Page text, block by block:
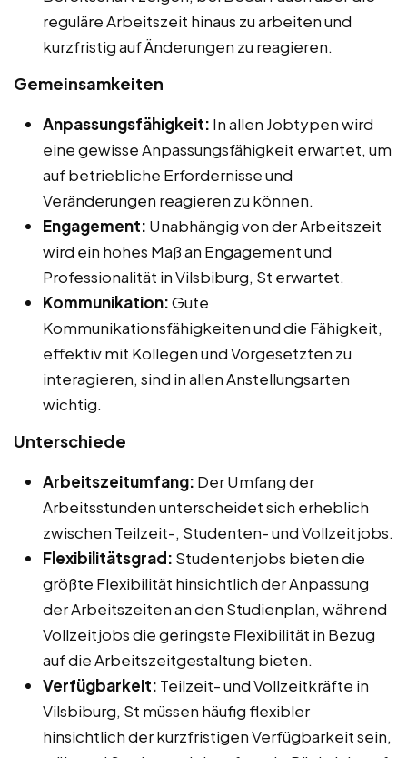
reguläre Arbeitszeit hinaus zu arbeiten und
kurzfristig auf Änderungen zu reagieren.
Gemeinsamkeiten
Anpassungsfähigkeit: In allen Jobtypen wird
eine gewisse Anpassungsfähigkeit erwartet, um
auf betriebliche Erfordernisse und
Veränderungen reagieren zu können.
Engagement: Unabhängig von der Arbeitszeit
wird ein hohes Maß an Engagement und
Professionalität in Vilsbiburg, St erwartet.
Kommunikation:Gute
Kommunikationsfähigkeiten und die Fähigkeit,
effektiv mit Kollegen und Vorgesetzten zu
interagieren, sind in allen Anstellungsarten
wichtig.
Unterschiede
Arbeitszeitumfang: Der Umfang der
Arbeitsstunden unterscheidet sich erheblich
zwischen Teilzeit-, Studenten- und Vollzeitjobs.
Flexibilitätsgrad: Studentenjobs bieten die
größte Flexibilität hinsichtlich der Anpassung
der Arbeitszeiten an den Studienplan, während
Vollzeitjobs die geringste Flexibilität in Bezug
auf die Arbeitszeitgestaltung bieten.
Verfügbarkeit: Teilzeit- und Vollzeitkräfte in
Vilsbiburg, St müssen häufig flexibler
hinsichtlich der kurzfristigen Verfügbarkeit sein,